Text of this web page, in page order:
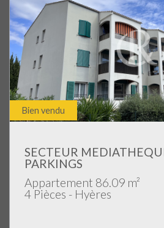
Bien vendu
SECTEUR
PARKINGS
Appartement 86.09 m²
4 Pièces - Hyères